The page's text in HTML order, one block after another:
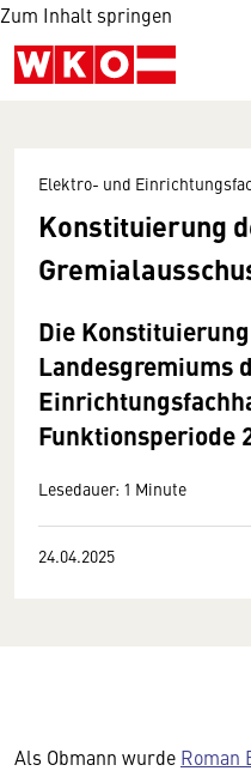
Zum Inhalt springen
Elektro- und
Konstituierung
Die
Landesgremiums
Funktionsperiode
Lesedauer: 1 Minute
24.04.2025
Als Obmann wurde Roman